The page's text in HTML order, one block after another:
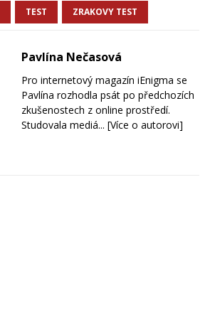
TEST ZRAKOVY TEST
Pavlína Nečasová
Pro internetový magazín iEnigma se
Pavlína rozhodla psát po předchozích
zkušenostech z online prostředí.
Studovala mediá... [Více o autorovi]